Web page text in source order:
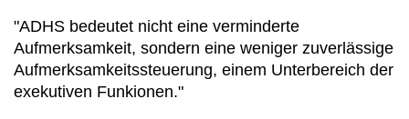
"ADHS bedeutet nicht eine verminderte
Aufmerksamkeit, sondern eine weniger zuverlässige
Aufmerksamkeitssteuerung, einem Unterbereich der
exekutiven Funkionen."